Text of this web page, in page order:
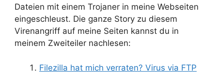
Dateien mit einem Trojaner in meine Webseiten
eingeschleust. Die ganze Story zu diesem
Virenangriff auf meine Seiten kannst du in
meinem Zweiteiler nachlesen:
Filezilla hat mich verraten? Virus via FTP